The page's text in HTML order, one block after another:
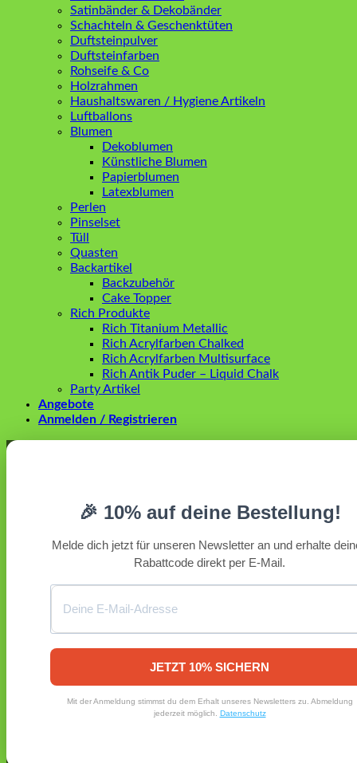
Satinbänder & Dekobänder
Schachteln & Geschenktüten
Duftsteinpulver
Duftsteinfarben
Rohseife & Co
Holzrahmen
Haushaltswaren / Hygiene Artikeln
Luftballons
Blumen
Dekoblumen
Künstliche Blumen
Papierblumen
Latexblumen
Perlen
Pinselset
Tüll
Quasten
Backartikel
Backzubehör
Cake Topper
Rich Produkte
Rich Titanium Metallic
Rich Acrylfarben Chalked
Rich Acrylfarben Multisurface
Rich Antik Puder – Liquid Chalk
Party Artikel
Angebote
Anmelden / Registrieren
🎉 10% auf deine Bestellung!
Melde dich jetzt für unseren Newsletter an und erhalte
Rabattcode direkt per E-Mail.
JETZT 10% SICHERN
Mit der Anmeldung stimmst du dem Erhalt unseres Newsletters zu. Abmeldung
jederzeit möglich. Datenschutz
Anmelden
Angemeldet bleiben Anmelden
Registrieren
Erforderlich
E-Mail-Adresse gesendet.